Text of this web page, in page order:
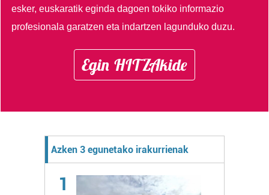
esker, euskaratik eginda dagoen tokiko informazio
profesionala garatzen eta indartzen lagunduko duzu.
Egin HITZAkide
Azken 3 egunetako irakurrienak
1